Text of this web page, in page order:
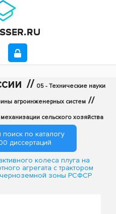
// 05 - Технические науки
агроинженерных систем //
сельского хозяйства
по каталогу
диссертаций
колеса плуга на
агрегата с трактором
зоны РСФСР